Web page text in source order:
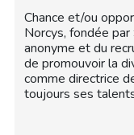
Chance et/ou
Norcys, fondée
anonyme et du
de promouvoir la
comme directrice
toujours ses